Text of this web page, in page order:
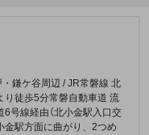
鎌ケ谷周辺 / JR常磐線 北
り徒歩5分常磐自動車道 流
6号線経由（北小金駅入口交
金駅方面に曲がり、2つめ